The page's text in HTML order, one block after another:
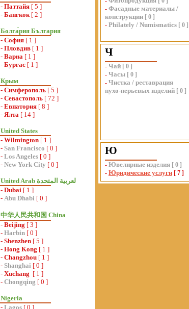
- Паттайя [ 5 ]
- Бангкок[ 2 ]
Болга́рия България
- София [ 1 ]
- Пловдив [ 1 ]
- Варна [ 1 ]
- Бургас [ 1 ]
Крым
- Симферополь [ 5 ]
- Севастополь [ 72 ]
- Евпатория [ 8 ]
- Ялта [ 14 ]
United States
- Wilmington [ 1 ]
- San Francisco [ 0 ]
- Los Angeles [ 0 ]
- New York City [ 0 ]
- Dubai [ 1 ]
- Abu Dhabi [ 0 ]
中华人民共和国 China
- Beijing [ 3 ]
- Harbin [ 0 ]
- Shenzhen [ 5 ]
- Hong Kong [ 1 ]
- Changzhou [ 1 ]
- Shanghai [ 0 ]
- Xuchang [ 1 ]
- Chongqing [ 0 ]
Nigeria
- Lagos [ 0 ]
- Фасадные материалы /
конструкции [ 0 ]
- Philately / Numismatics [ 0 ]
Ч
- Чай [ 0 ]
- Часы [ 0 ]
- Чистка / реставрация
пухо-перьевых изделий [ 0 ]
Ю
- Ювелирные изделия [ 0 ]
- Юридические услуги [ 7 ]